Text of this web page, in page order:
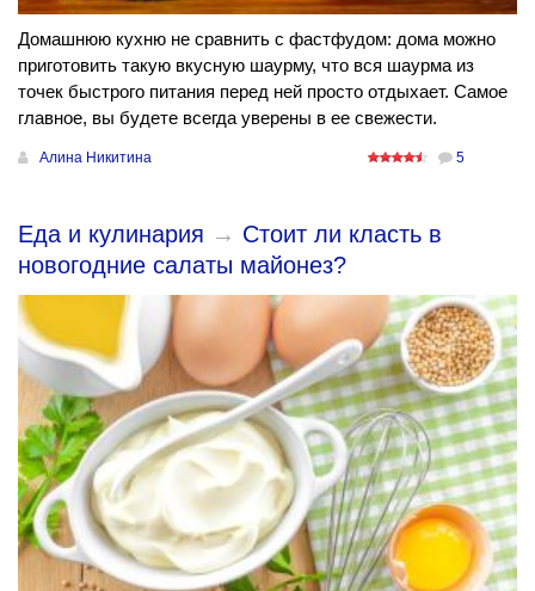
Домашнюю кухню не сравнить с фастфудом: дома можно
приготовить такую вкусную шаурму, что вся шаурма из
точек быстрого питания перед ней просто отдыхает. Самое
главное, вы будете всегда уверены в ее свежести.
Алина Никитина 5
Еда и кулинария → Стоит ли класть в
новогодние салаты майонез?